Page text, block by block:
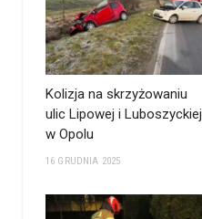
Kolizja na skrzyżowaniu
ulic Lipowej i Luboszyckiej
w Opolu
16 GRUDNIA 2025